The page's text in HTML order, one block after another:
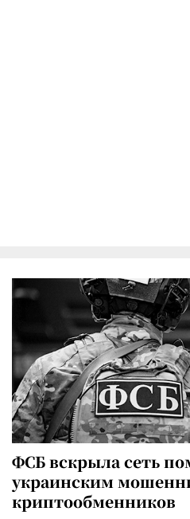
ФСБ вскрыла сеть
украинским
криптообменников